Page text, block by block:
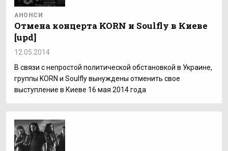
АНОНСИ
Отмена концерта KORN и Soulfly в Киеве
[upd]
12.05.2014
В связи с непростой политической обстановкой в Украине,
группы KORN и Soulfly вынуждены отменить свое
выступление в Киеве 16 мая 2014 года